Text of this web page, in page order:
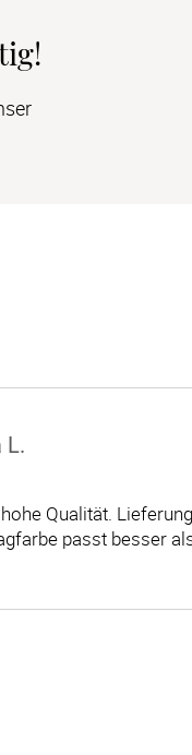
L.
Qualität.
passt besser